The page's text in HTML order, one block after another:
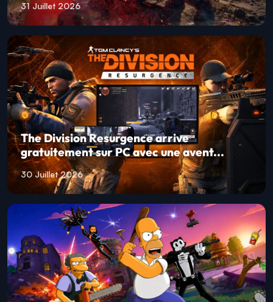
31 Juillet 2026
The Division Resurgence arrive
gratuitement sur PC avec une avent...
30 Juillet 2026